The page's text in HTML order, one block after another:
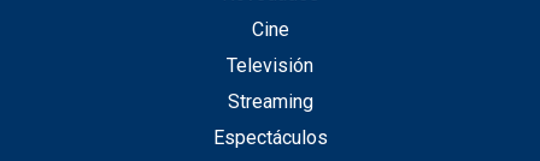
Cine
Televisión
Streaming
Espectáculos